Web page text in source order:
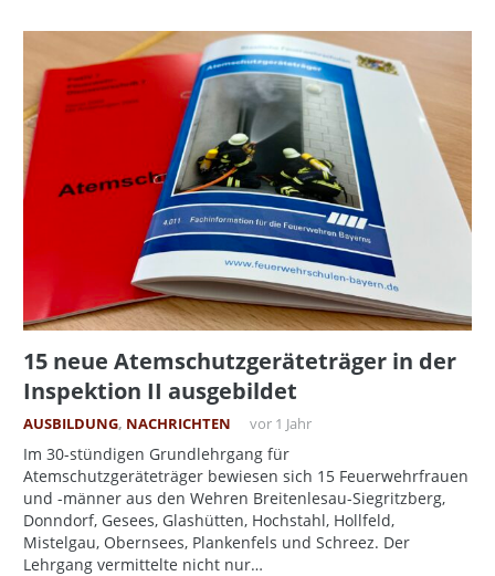
15 neue Atemschutzgeräteträger in der
Inspektion II ausgebildet
AUSBILDUNG, NACHRICHTEN vor 1 Jahr
Im 30-stündigen Grundlehrgang für
Atemschutzgeräteträger bewiesen sich 15 Feuerwehrfrauen
und -männer aus den Wehren Breitenlesau-Siegritzberg,
Donndorf, Gesees, Glashütten, Hochstahl, Hollfeld,
Mistelgau, Obernsees, Plankenfels und Schreez. Der
Lehrgang vermittelte nicht nur…